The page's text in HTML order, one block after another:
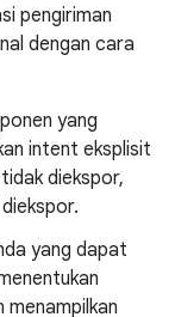
pengiriman
dengan cara
yang
intent eksplisit
diekspor,
yang dapat